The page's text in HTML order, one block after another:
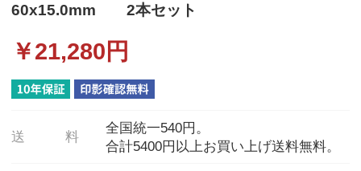
60x15.0mm 2本セット
￥21,280 円
送 料
全国統一540円。
合計5400円以上お買い上げ送料無料。